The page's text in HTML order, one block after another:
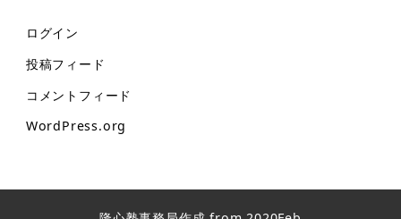
ログイン
投稿フィード
コメントフィード
WordPress.org